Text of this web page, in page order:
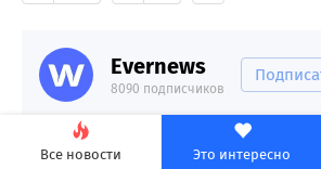
Все новости Это интересно
Evernews
8090 подписчиков